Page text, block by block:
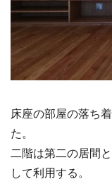
床座の部屋の落ち
た。
二階は第二の居間
して利用する。